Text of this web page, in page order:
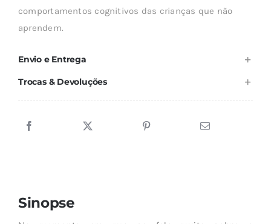
comportamentos cognitivos das crianças que não
aprendem.
Envio e Entrega
Trocas & Devoluções
Sinopse